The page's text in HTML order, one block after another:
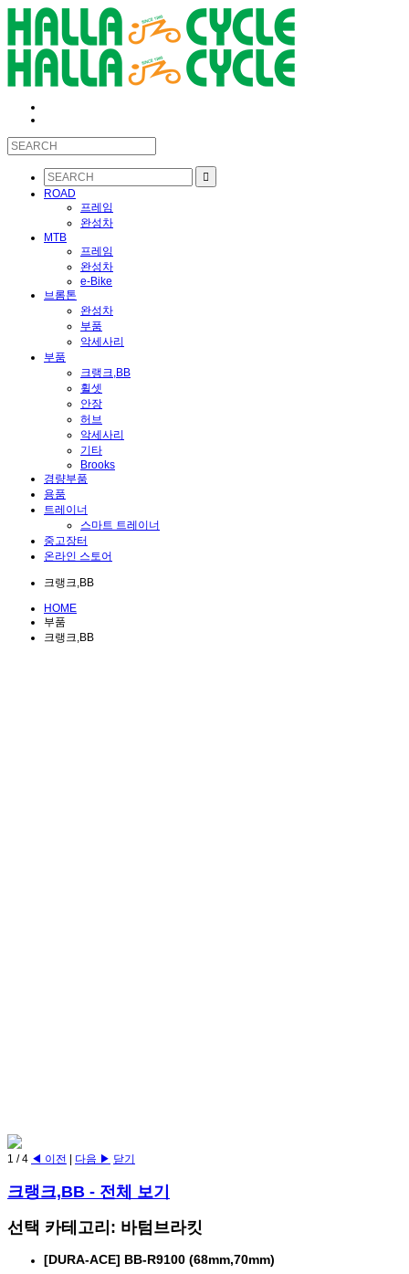
ROAD
프레임
완성차
MTB
프레임
완성차
e-Bike
브롬톤
완성차
부품
악세사리
부품
크랭크,BB
휠셋
안장
허브
악세사리
기타
Brooks
경량부품
용품
트레이너
스마트 트레이너
중고장터
온라인 스토어
크랭크,BB
HOME
부품
크랭크,BB
1 /4 ◀ 이전 다음 ▶ 닫기
크랭크,BB - 전체 보기
선택 카테고리: 바텀브라킷
[DURA-ACE] BB-R9100 (68mm,70mm)